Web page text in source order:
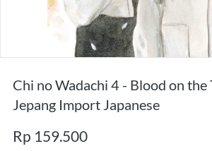
Chi no Wadachi 4 - Blood on the
Jepang Import Japanese
Rp 159.500